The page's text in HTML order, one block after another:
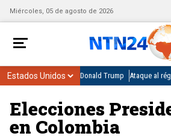
Miércoles, 05 de agosto de 2026
Donald Trump Ataque al
Elecciones
en Colombia